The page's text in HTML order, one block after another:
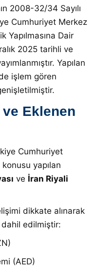
2008-32/34 Sayılı
Cumhuriyet Merkez
Yapılmasına Dair
2025 tarihli ve
. Yapılan
işlem gören
ve Eklenen
Cumhuriyet
konusu yapılan
ve İran Riyali
dikkate alınarak
dahil edilmiştir:
(AED)